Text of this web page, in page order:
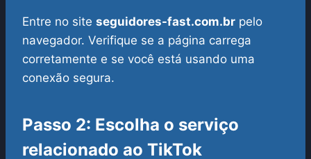
Entre no site seguidores-fast.com.br pelo
navegador. Verifique se a página carrega
corretamente e se você está usando uma
conexão segura.
Passo 2: Escolha o serviço
relacionado ao TikTok